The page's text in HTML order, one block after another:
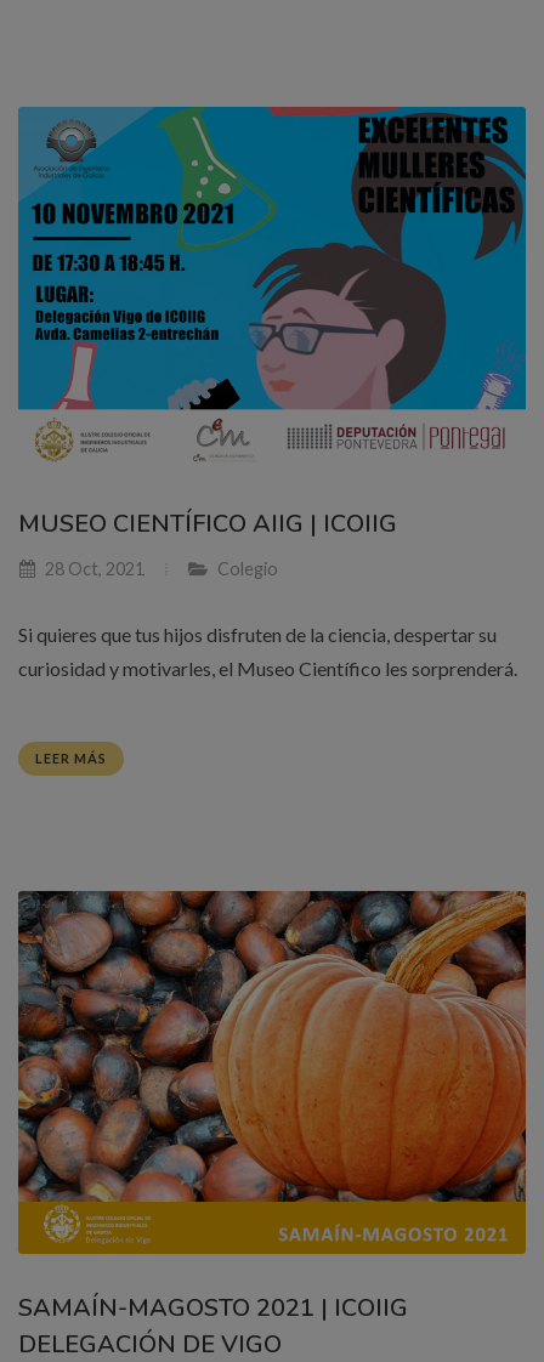
MUSEO CIENTÍFICO AIIG | ICOIIG
28 Oct, 2021 Colegio
Si quieres que tus hijos disfruten de la ciencia, despertar su
curiosidad y motivarles, el Museo Científico les sorprenderá.
LEER MÁS
SAMAÍN-MAGOSTO 2021 | ICOIIG
DELEGACIÓN DE VIGO